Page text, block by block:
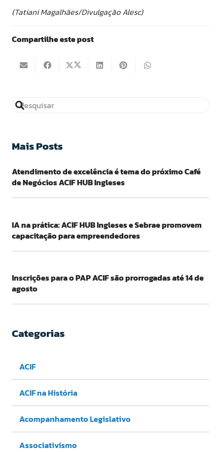
(Tatiani Magalhães/Divulgação Alesc)
Compartilhe este post
Mais Posts
Atendimento de excelência é tema do próximo Café
de Negócios ACIF HUB Ingleses
IA na prática: ACIF HUB Ingleses e Sebrae promovem
capacitação para empreendedores
Inscrições para o PAP ACIF são prorrogadas até 14 de
agosto
Categorias
ACIF
ACIF na História
Acompanhamento Legislativo
Associativismo